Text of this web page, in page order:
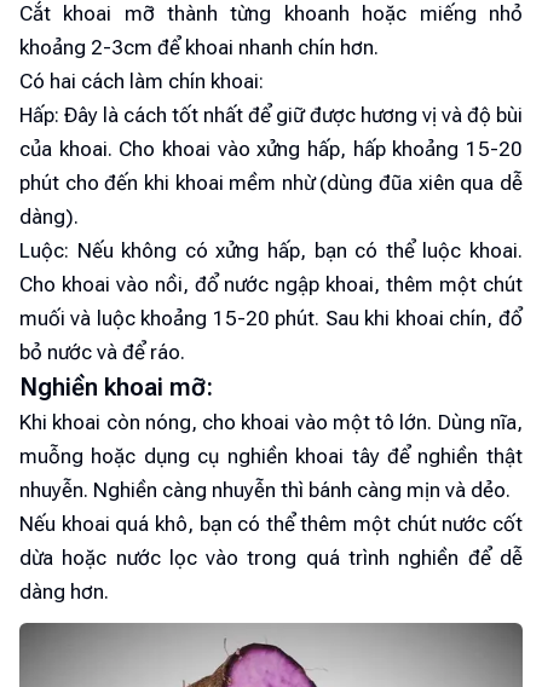
Cắt khoai mỡ thành từng khoanh hoặc miếng nhỏ
khoảng 2-3cm để khoai nhanh chín hơn.
Có hai cách làm chín khoai:
Hấp: Đây là cách tốt nhất để giữ được hương vị và độ bùi
của khoai. Cho khoai vào xửng hấp, hấp khoảng 15-20
phút cho đến khi khoai mềm nhừ (dùng đũa xiên qua dễ
dàng).
Luộc: Nếu không có xửng hấp, bạn có thể luộc khoai.
Cho khoai vào nồi, đổ nước ngập khoai, thêm một chút
muối và luộc khoảng 15-20 phút. Sau khi khoai chín, đổ
bỏ nước và để ráo.
Nghiền khoai mỡ:
Khi khoai còn nóng, cho khoai vào một tô lớn. Dùng nĩa,
muỗng hoặc dụng cụ nghiền khoai tây để nghiền thật
nhuyễn. Nghiền càng nhuyễn thì bánh càng mịn và dẻo.
Nếu khoai quá khô, bạn có thể thêm một chút nước cốt
dừa hoặc nước lọc vào trong quá trình nghiền để dễ
dàng hơn.